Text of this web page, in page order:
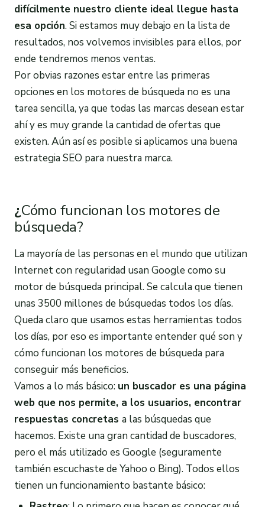
difícilmente nuestro cliente ideal llegue hasta
esa opción. Si estamos muy debajo en la lista de
resultados, nos volvemos invisibles para ellos, por
ende tendremos menos ventas.
Por obvias razones estar entre las primeras
opciones en los motores de búsqueda no es una
tarea sencilla, ya que todas las marcas desean estar
ahí y es muy grande la cantidad de ofertas que
existen. Aún así es posible si aplicamos una buena
estrategia SEO para nuestra marca.
¿Cómo funcionan los motores de
búsqueda?
La mayoría de las personas en el mundo que utilizan
Internet con regularidad usan Google como su
motor de búsqueda principal. Se calcula que tienen
unas 3500 millones de búsquedas todos los días.
Queda claro que usamos estas herramientas todos
los días, por eso es importante entender qué son y
cómo funcionan los motores de búsqueda para
conseguir más beneficios.
Vamos a lo más básico: un buscador es una página
web que nos permite, a los usuarios, encontrar
respuestas concretas a las búsquedas que
hacemos. Existe una gran cantidad de buscadores,
pero el más utilizado es Google (seguramente
también escuchaste de Yahoo o Bing). Todos ellos
tienen un funcionamiento bastante básico: